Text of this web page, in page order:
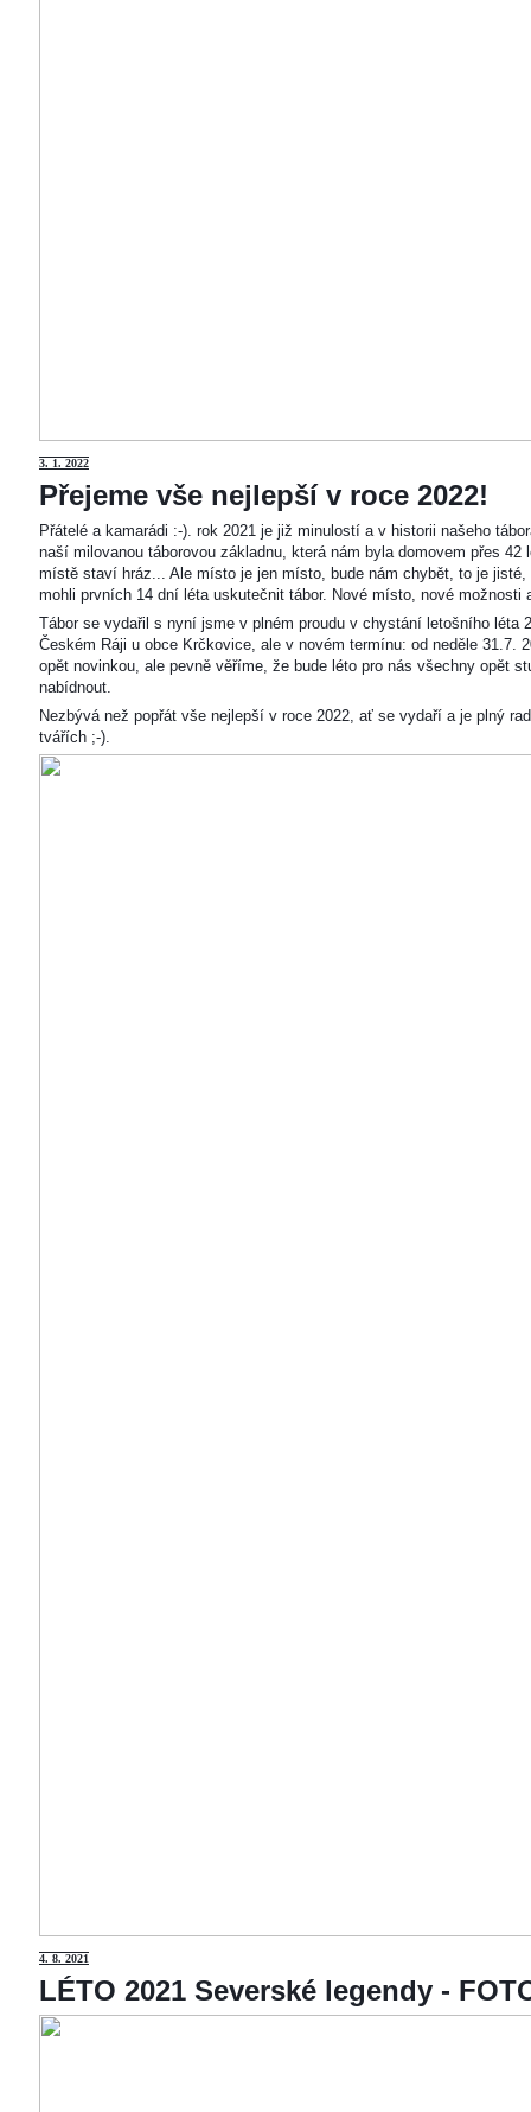
3. 1. 2022
Přejeme vše nejlepší v roce 2022!
Přátelé a kamarádi :-). rok 2021 je již minulostí a v historii našeho
naší milovanou táborovou základnu, která nám byla domovem přes
místě staví hráz... Ale místo je jen místo, bude nám chybět, to je
mohli prvních 14 dní léta uskutečnit tábor. Nové místo, nové
Tábor se vydařil s nyní jsme v plném proudu v chystání letošního léta
Českém Ráji u obce Krčkovice, ale v novém termínu: od neděle 31.7.
opět novinkou, ale pevně věříme, že bude léto pro nás všechny opět
nabídnout.
Nezbývá než popřát vše nejlepší v roce 2022, ať se vydaří a je plný
tvářích ;-).
4. 8. 2021
LÉTO 2021 Severské legendy -